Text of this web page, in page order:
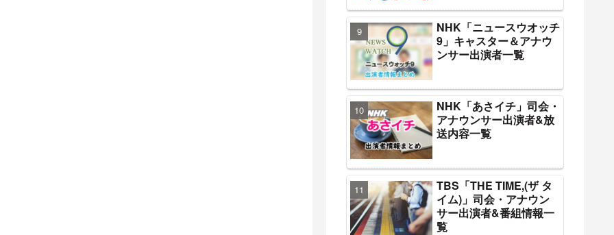
NHK「ニュースウオッチ
9」キャスター＆アナウ
ンサー出演者一覧
NHK「あさイチ」司会・
アナウンサー出演者&放
送内容一覧
TBS「THE TIME,(ザ タ
イム)」司会・アナウン
サー出演者&番組情報一
覧